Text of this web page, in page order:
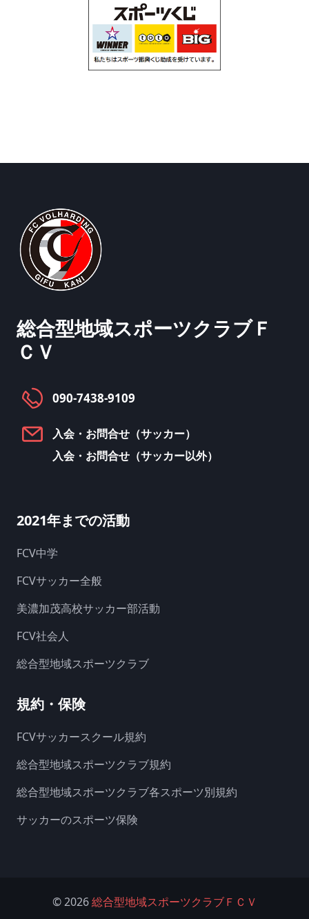
総合型地域スポーツクラブＦ
ＣＶ
090-7438-9109
入会・お問合せ（サッカー）
入会・お問合せ（サッカー以外）
2021年までの活動
FCV中学
FCVサッカー全般
美濃加茂高校サッカー部活動
FCV社会人
総合型地域スポーツクラブ
規約・保険
FCVサッカースクール規約
総合型地域スポーツクラブ規約
総合型地域スポーツクラブ各スポーツ別規約
サッカーのスポーツ保険
©2026 総合型地域スポーツクラブＦＣＶ